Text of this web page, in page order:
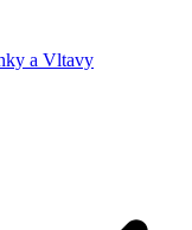
a Vltavy